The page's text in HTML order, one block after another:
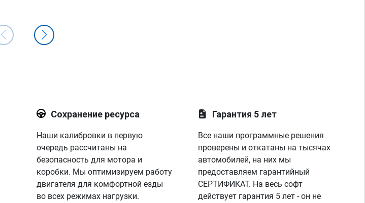
Сохранение ресурса
Наши калибровки в первую
очередь рассчитаны на
безопасность для мотора и
коробки. Мы оптимизируем работу
двигателя для комфортной езды
во всех режимах нагрузки.
Гарантия 5 лет
Все наши программные решения
проверены и откатаны на тысячах
автомобилей, на них мы
предоставляем гарантийный
СЕРТИФИКАТ. На весь софт
действует гарантия 5 лет - он не